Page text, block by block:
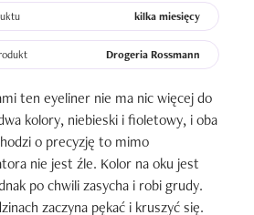
kilka miesięcy
Drogeria Rossmann
ten eyeliner nie ma nic więcej do
kolory, niebieski i fioletowy, i oba
o precyzję to mimo
nie jest źle. Kolor na oku jest
po chwili zasycha i robi grudy.
zaczyna pękać i kruszyć się.